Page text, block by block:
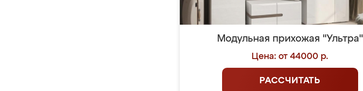
Модульная прихожая "Ультра"
Цена: от 44000 р.
РАССЧИТАТЬ